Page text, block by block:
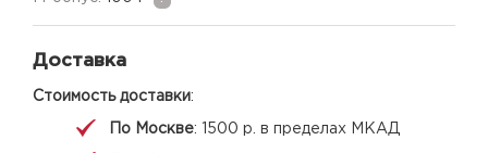
Доставка
Стоимость доставки:
По Москве: 1500 р. в пределах МКАД